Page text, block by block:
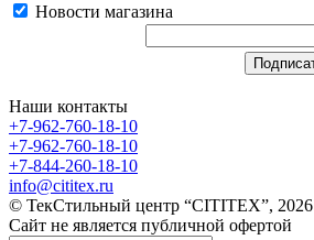
Новости магазина
Наши контакты
+7-962-760-18-10
+7-962-760-18-10
+7-844-260-18-10
info@cititex.ru
© ТекСтильный центр “CITITEX”, 2026
Сайт не является публичной офертой